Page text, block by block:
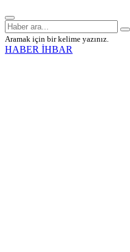
Aramak için bir kelime yazınız.
HABER İHBAR